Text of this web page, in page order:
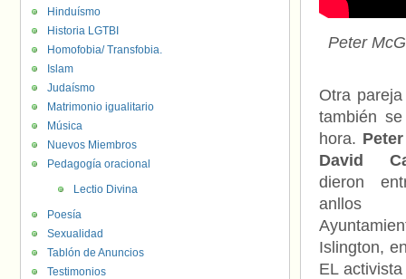
Peter
Otra
también
hora.
David
dieron
Islington,
EL
Hinduísmo
Historia LGTBI
Homofobia/ Transfobia.
Islam
Judaísmo
Matrimonio igualitario
Música
Nuevos Miembros
Pedagogía oracional
Lectio Divina
Poesía
Sexualidad
Tablón de Anuncios
Testimonios